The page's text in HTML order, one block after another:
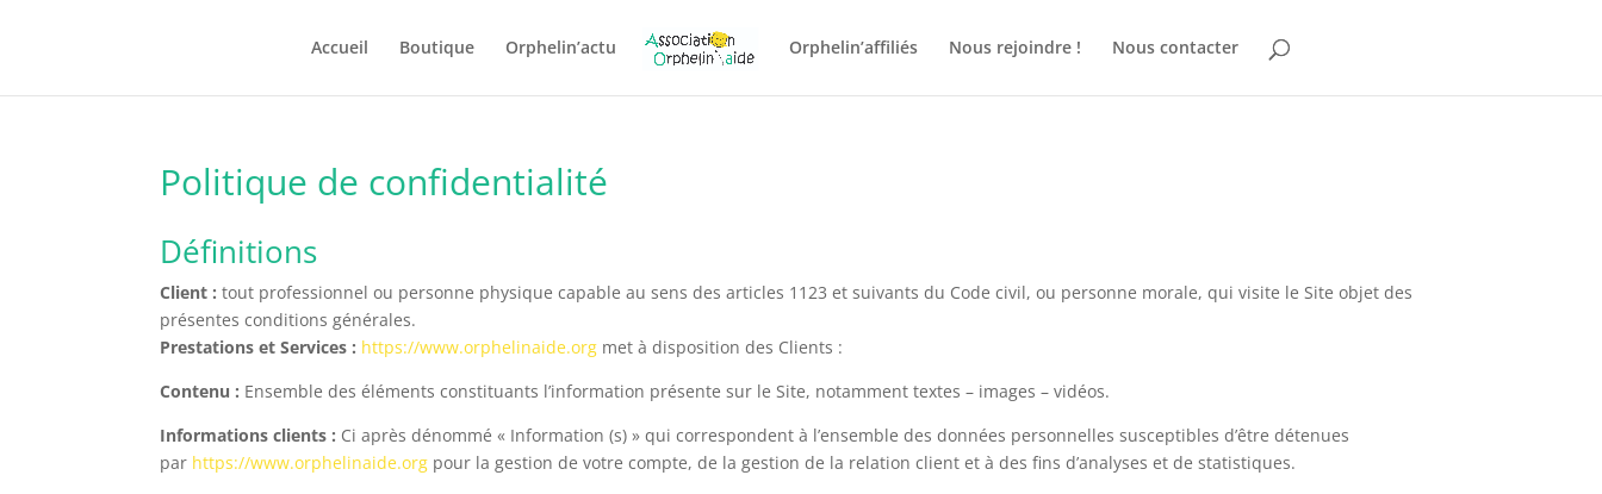
Accueil Boutique Orphelin’actu Orphelin’affiliés Nous rejoindre ! Nous contacter
Politique de confidentialité
Définitions
Client : tout professionnel ou personne physique capable au sens des articles 1123 et suivants du Code civil, ou personne morale, qui visite le Site objet des
présentes conditions générales.
Prestations et Services : https://www.orphelinaide.org met à disposition des Clients :
Contenu : Ensemble des éléments constituants l’information présente sur le Site, notamment textes – images – vidéos.
Informations clients : Ci après dénommé « Information (s) » qui correspondent à l’ensemble des données personnelles susceptibles d’être détenues
par https://www.orphelinaide.org pour la gestion de votre compte, de la gestion de la relation client et à des fins d’analyses et de statistiques.